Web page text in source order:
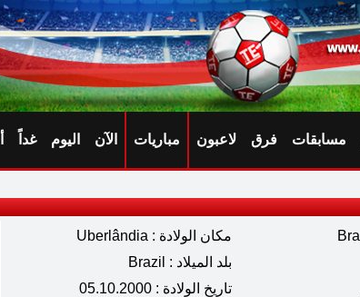
مسابقات فرق لاعبون مباريات الآن اليوم غداً
مكان الولادة : Uberlândia
بلد الميلاد : Brazil
تاريخ الولادة : 05.10.2000